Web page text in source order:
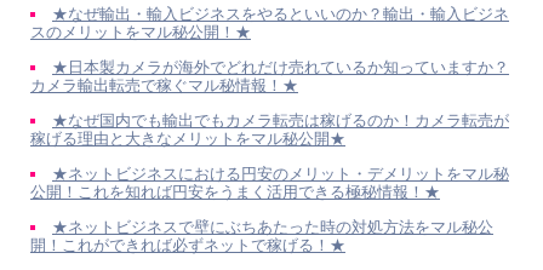
★なぜ輸出・輸入ビジネスをやるといいのか？輸出・輸入ビジネ
スのメリットをマル秘公開！★
★日本製カメラが海外でどれだけ売れているか知っていますか？
カメラ輸出転売で稼ぐマル秘情報！★
★なぜ国内でも輸出でもカメラ転売は稼げるのか！カメラ転売が
稼げる理由と大きなメリットをマル秘公開★
★ネットビジネスにおける円安のメリット・デメリットをマル秘
公開！これを知れば円安をうまく活用できる極秘情報！★
★ネットビジネスで壁にぶちあたった時の対処方法をマル秘公
開！これができれば必ずネットで稼げる！★